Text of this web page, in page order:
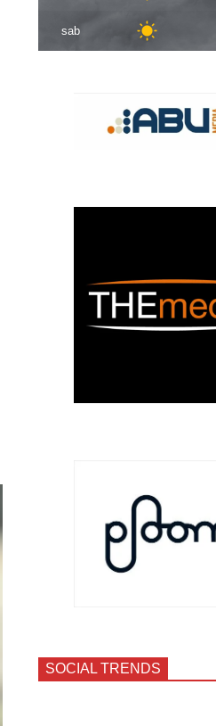
sab
SOCIAL TRENDS